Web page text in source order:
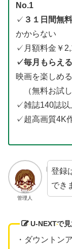
No.1
✓ ３１日間無
かからない
✓月額料金￥
✓毎月もらえ
映画を楽しめる
（無料お試し
✓雑誌140誌以
✓超高画質4K
管理人
登録
でき
U-NEXTで
・ダウントン